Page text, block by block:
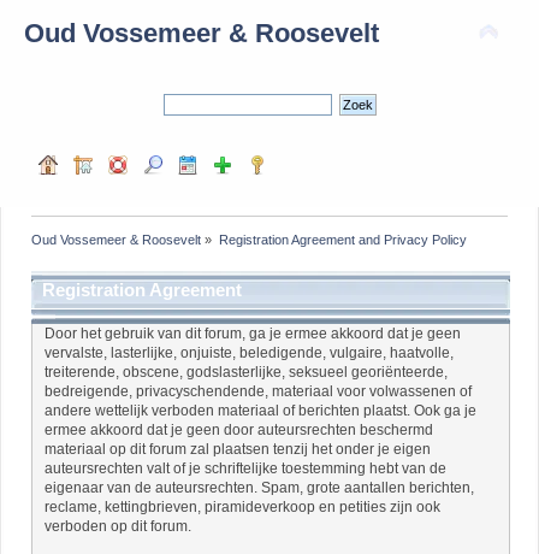
Oud Vossemeer & Roosevelt
Oud Vossemeer & Roosevelt » Registration Agreement and Privacy Policy
Registration Agreement
Door het gebruik van dit forum, ga je ermee akkoord dat je geen
vervalste, lasterlijke, onjuiste, beledigende, vulgaire, haatvolle,
treiterende, obscene, godslasterlijke, seksueel georiënteerde,
bedreigende, privacyschendende, materiaal voor volwassenen of
andere wettelijk verboden materiaal of berichten plaatst. Ook ga je
ermee akkoord dat je geen door auteursrechten beschermd
materiaal op dit forum zal plaatsen tenzij het onder je eigen
auteursrechten valt of je schriftelijke toestemming hebt van de
eigenaar van de auteursrechten. Spam, grote aantallen berichten,
reclame, kettingbrieven, piramideverkoop en petities zijn ook
verboden op dit forum.